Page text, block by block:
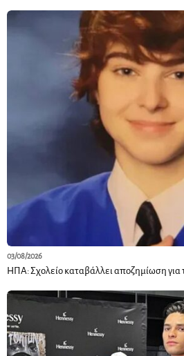
03/08/2026
ΗΠΑ: Σχολείο καταβάλλει αποζημίωση για